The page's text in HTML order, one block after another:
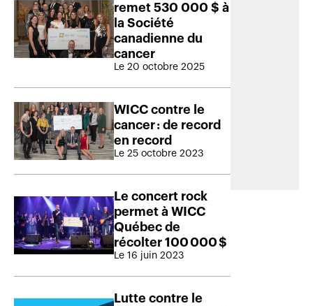
remet 530 000 $ à
la Société
canadienne du
cancer
Le 20 octobre 2025
WICC contre le
cancer : de record
en record
Le 25 octobre 2023
Le concert rock
permet à WICC
Québec de
récolter 100 000 $
Le 16 juin 2023
Lutte contre le